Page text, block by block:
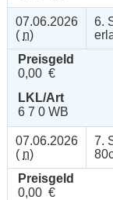
07.06.2026
( n)
6.
Preisgeld
0,00 €
LKL/Art
6 7 0 WB
07.06.2026
( n)
7.
Preisgeld
0,00 €